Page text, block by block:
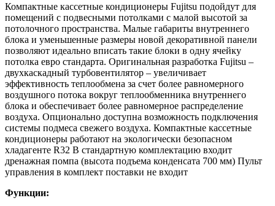
Компактные кассетные кондиционеры Fujitsu подойдут для
помещений с подвесными потолками с малой высотой за
потолочного пространства. Малые габариты внутреннего
блока и уменьшенные размеры новой декоративной панели
позволяют идеально вписать такие блоки в одну ячейку
потолка евро стандарта. Оригинальная разработка Fujitsu –
двухкаскадный турбовентилятор – увеличивает
эффективность теплообмена за счет более равномерного
воздушного потока вокруг теплообменника внутреннего
блока и обеспечивает более равномерное распределение
воздуха. Опционально доступна возможность подключения
системы подмеса свежего воздуха. Компактные кассетные
кондиционеры работают на экологически безопасном
хладагенте R32 В стандартную комплектацию входит
дренажная помпа (высота подъема конденсата 700 мм) Пульт
управления в комплект поставки не входит
Функции: